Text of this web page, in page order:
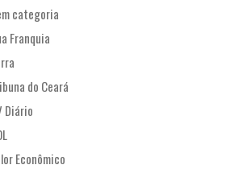
categoria
Franquia
do Ceará
Diário
Econômico